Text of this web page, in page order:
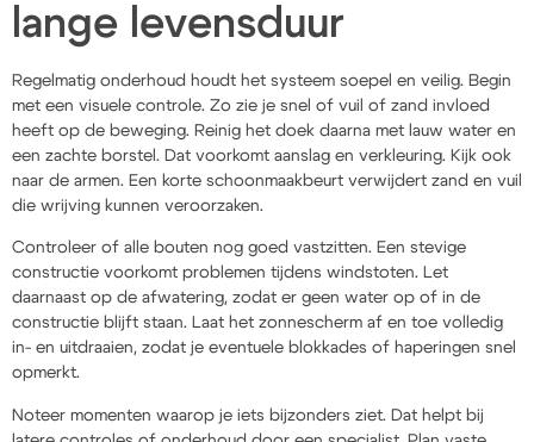
lange levensduur
Regelmatig onderhoud houdt het systeem soepel en veilig. Begin
met een visuele controle. Zo zie je snel of vuil of zand invloed
heeft op de beweging. Reinig het doek daarna met lauw water en
een zachte borstel. Dat voorkomt aanslag en verkleuring. Kijk ook
naar de armen. Een korte schoonmaakbeurt verwijdert zand en vuil
die wrijving kunnen veroorzaken.
Controleer of alle bouten nog goed vastzitten. Een stevige
constructie voorkomt problemen tijdens windstoten. Let
daarnaast op de afwatering, zodat er geen water op of in de
constructie blijft staan. Laat het zonnescherm af en toe volledig
in- en uitdraaien, zodat je eventuele blokkades of haperingen snel
opmerkt.
Noteer momenten waarop je iets bijzonders ziet. Dat helpt bij